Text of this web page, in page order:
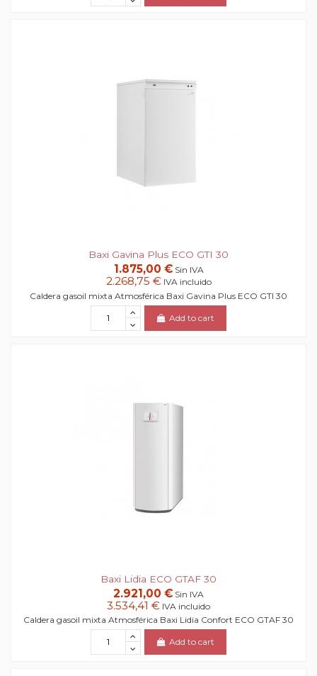
Baxi Gavina Plus ECO GTI 30
1.875,00 € Sin IVA
2.268,75 € IVA incluido
Caldera gasoil mixta Atmosférica Baxi Gavina Plus ECO GTI 30
Add to cart
Baxi Lidia ECO GTAF 30
2.921,00 € Sin IVA
3.534,41 € IVA incluido
Caldera gasoil mixta Atmosférica Baxi Lidia Confort ECO GTAF 30
Add to cart